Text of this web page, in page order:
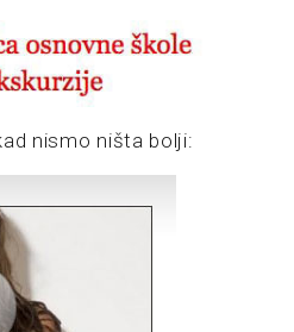
nismo ništa bolji: